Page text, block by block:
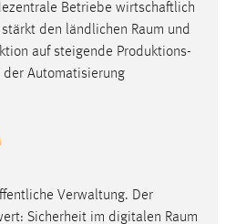
Betriebe wirtschaftlich
den ländlichen Raum und
auf steigende Produktions-
der Automatisierung
Verwaltung. Der
Sicherheit im digitalen Raum
Besucher über Websites